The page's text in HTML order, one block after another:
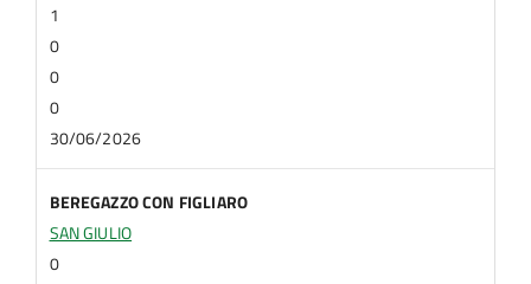
1
0
0
0
30/06/2026
BEREGAZZO CON FIGLIARO
SAN GIULIO
0